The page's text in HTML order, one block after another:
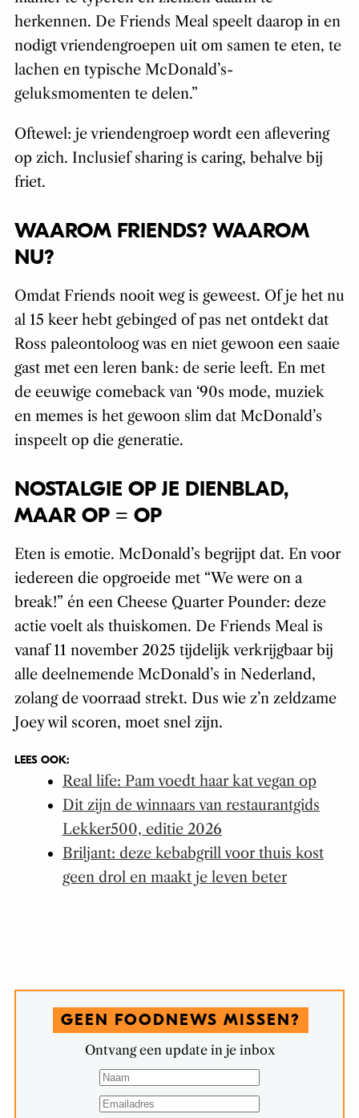
herkennen. De Friends Meal speelt daarop in en
nodigt vriendengroepen uit om samen te eten, te
lachen en typische McDonald’s-
geluksmomenten te delen.”
Oftewel: je vriendengroep wordt een aflevering
op zich. Inclusief sharing is caring, behalve bij
friet.
WAAROM FRIENDS? WAAROM
NU?
Omdat Friends nooit weg is geweest. Of je het nu
al 15 keer hebt gebinged of pas net ontdekt dat
Ross paleontoloog was en niet gewoon een saaie
gast met een leren bank: de serie leeft. En met
de eeuwige comeback van ‘90s mode, muziek
en memes is het gewoon slim dat McDonald’s
inspeelt op die generatie.
NOSTALGIE OP JE DIENBLAD,
MAAR OP = OP
Eten is emotie. McDonald’s begrijpt dat. En voor
iedereen die opgroeide met “We were on a
break!” én een Cheese Quarter Pounder: deze
actie voelt als thuiskomen. De Friends Meal is
vanaf 11 november 2025 tijdelijk verkrijgbaar bij
alle deelnemende McDonald’s in Nederland,
zolang de voorraad strekt. Dus wie z’n zeldzame
Joey wil scoren, moet snel zijn.
LEES OOK:
Real life: Pam voedt haar kat vegan op
Dit zijn de winnaars van restaurantgids
Lekker500, editie 2026
Briljant: deze kebabgrill voor thuis kost
geen drol en maakt je leven beter
GEEN FOODNEWS MISSEN?
Ontvang een update in je inbox